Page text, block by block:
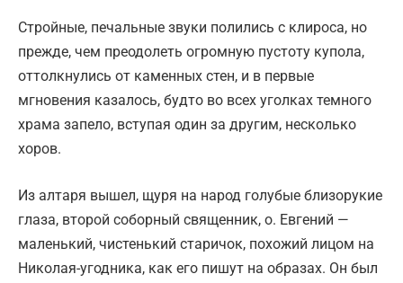
Стройные, печальные звуки полились с клироса, но
прежде, чем преодолеть огромную пустоту купола,
оттолкнулись от каменных стен, и в первые
мгновения казалось, будто во всех уголках темного
храма запело, вступая один за другим, несколько
хоров.
Из алтаря вышел, щуря на народ голубые близорукие
глаза, второй соборный священник, о. Евгений —
маленький, чистенький старичок, похожий лицом на
Николая-угодника, как его пишут на образах. Он был